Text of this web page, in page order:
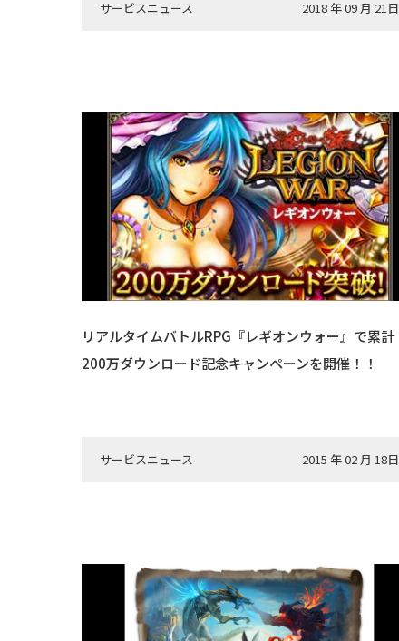
サービスニュース 2018 年 09 月 21日
リアルタイムバトルRPG『レギオンウォー』で累計
200万ダウンロード記念キャンペーンを開催！！
サービスニュース 2015 年 02 月 18日